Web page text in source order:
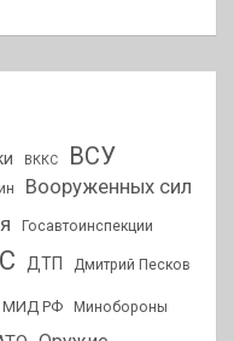
ВККС ВСУ
Вооруженных сил
Госавтоинспекции
ДТП Дмитрий Песков
МИД РФ Минобороны